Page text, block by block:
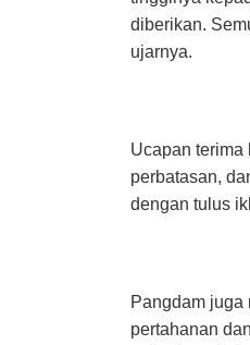
diberikan.
ujarnya.
Ucapan terima
perbatasan,
dengan tulus
Pangdam juga
pertahanan